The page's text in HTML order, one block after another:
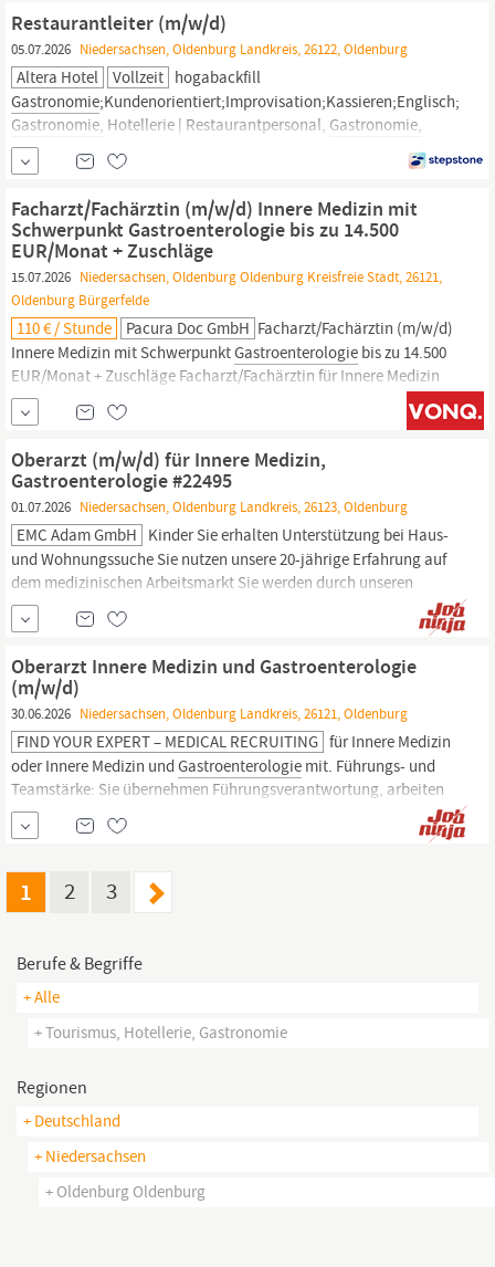
Restaurantleiter (m/w/d)
05.07.2026 Niedersachsen, Oldenburg Landkreis, 26122, Oldenburg
Altera Hotel Vollzeit hogabackfill
Gastronomie
Gastronomie, Hotellerie | Restaurantpersonal, Gastronomie,
Hotellerie | Hotelpersonal,
Restaurantleitung, Feste Anstellung, Mit...
Facharzt/Fachärztin (m/w/d) Innere Medizin mit
Schwerpunkt Gastroenterologie bis zu 14.500
EUR/Monat + Zuschläge
15.07.2026 Niedersachsen, Oldenburg Oldenburg Kreisfreie Stadt, 26121,
Oldenburg Bürgerfelde
110 € / Stunde Pacura Doc GmbH Facharzt/Fachärztin (m/w/d)
Innere Medizin mit SchwerpunktGastroenterologie bis zu 14.500
EUR/Monat + Zuschläge Facharzt/Fachärztin für Innere Medizin
(m/w/d) mit Schwerpunkt
Wir suchen Sie als
Facharzt/Fachärztin Innere Medizin (m/w/d) mit Schwerpunkt
Gastroenterologie
in ganz Deutschland, insbesondere in
Oldenburg.
Oberarzt (m/w/d) für Innere Medizin,
Gastroenterologie #22495
01.07.2026 Niedersachsen, Oldenburg Landkreis, 26123, Oldenburg
EMC Adam GmbH Kinder Sie erhalten Unterstützung bei Haus-
und Wohnungssuche Sie nutzen unsere 20-jährige Erfahrung auf
dem medizinischen Arbeitsmarkt Sie werden durch unseren
Umzugsservice entlastet Sie erfahren von exklusiven und nicht
veröffentlichten Stellen Für unseren Kunden, ein modernes
Oberarzt Innere Medizin und Gastroenterologie
(m/w/d)
30.06.2026 Niedersachsen, Oldenburg Landkreis, 26121, Oldenburg
FIND YOUR EXPERT – MEDICAL RECRUITING für Innere Medizin
oder Innere Medizin und Gastroenterologie mit. Führungs- und
Teamstärke: Sie übernehmen Führungsverantwortung, arbeiten
kollegial mit anderen Fachärzt:innen zusammen und unterstützen
Assistenzärzt:innen in der Weiterbildung. Ihre Aufgaben
Fachbereich
gastroenterologisch,
1 2 3
Berufe & Begriffe
+ Alle
+ Tourismus, Hotellerie, Gastronomie
Regionen
+ Deutschland
+ Niedersachsen
+ Oldenburg Oldenburg